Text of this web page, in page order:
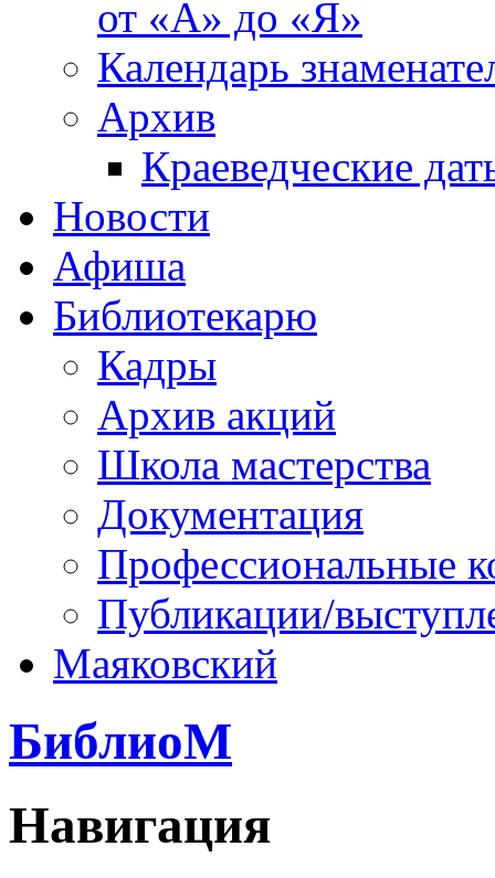
от «А» до «Я»
Календарь
Архив
Краеведческие
Новости
Афиша
Библиотекарю
Кадры
Архив акций
Школа мастерства
Документация
Профессиональные
Публикации/
Маяковский
БиблиоМ
Навигация